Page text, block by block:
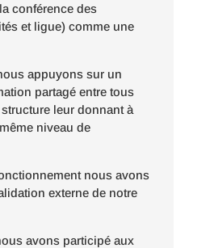
conférence des
et ligue) comme une
appuyons sur un
partagé entre tous
leur donnant à
niveau de
nous avons
externe de notre
avons participé aux